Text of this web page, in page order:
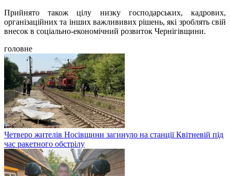
Прийнято також цілу низку господарських, кадрових,
організаційних та інших важлививих рішень, які зроблять свій
внесок в соціально-економічний розвиток Чернігівщини.
головне
Четверо жителів Носівщини загинуло на станції Квітневій під
час ракетного обстрілу